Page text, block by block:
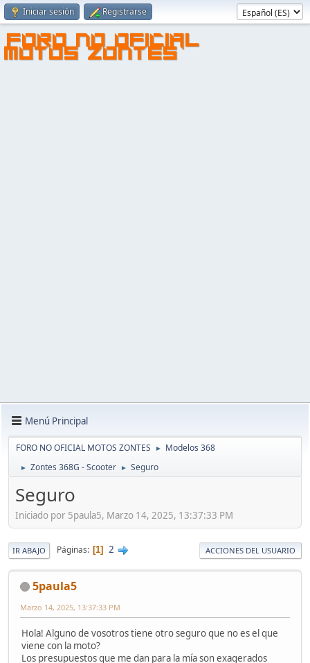
Iniciar sesión Registrarse
FORO NO OFICIAL
MOTOS ZONTES
Menú Principal
FORO NO OFICIAL MOTOS ZONTES ► Modelos 368
► Zontes 368G - Scooter ► Seguro
Seguro
Iniciado por 5paula5, Marzo 14, 2025, 13:37:33 PM
IR ABAJO Páginas 1 2 ACCIONES DEL USUARIO
5paula5
Marzo 14, 2025, 13:37:33 PM
Hola! Alguno de vosotros tiene otro seguro que no es el que
viene con la moto?
Los presupuestos que me dan para la mía son exagerados